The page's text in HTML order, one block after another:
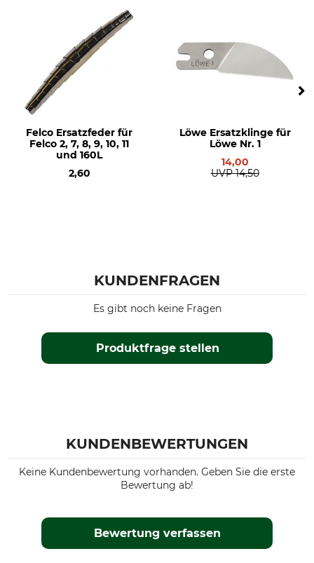
Felco Ersatzfeder für
Felco 2, 7, 8, 9, 10, 11
und 160L
2,60
Löwe Ersatzklinge für
Löwe Nr. 1
14,00
UVP 14,50
KUNDENFRAGEN
Produktfrage stellen
Es gibt noch keine Fragen
KUNDENBEWERTUNGEN
Keine Kundenbewertung vorhanden. Geben Sie die erste
Bewertung ab!
Bewertung verfassen